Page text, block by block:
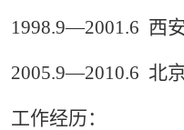
1998.9—2001.6 西
2005.9—2010.6 北
工作经历：